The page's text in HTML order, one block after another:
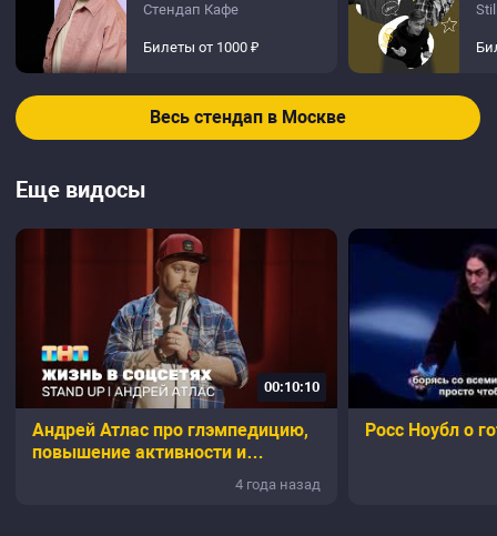
Стендап Кафе
Билеты от 1000 ₽
Весь стендап в Москве
Еще видосы
00:10:10
Андрей Атлас про глэмпедицию,
повышение активности и
4 года назад
Росс Ноубл о